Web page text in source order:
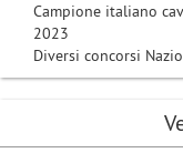
Campione italiano
2023
Diversi concorsi